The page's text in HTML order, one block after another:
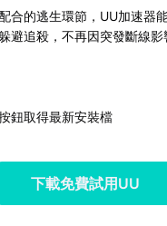
合的逃生環節，UU加速器
避追殺，不再因突發斷線影
鈕取得最新安裝檔
下載免費試用UU